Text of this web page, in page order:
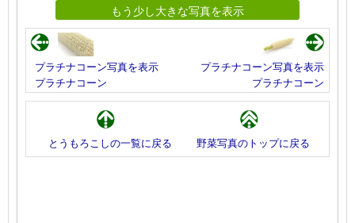
もう少し大きな写真を表示
プラチナコーン写真を表示
プラチナコーン
プラチナコーン写真を表示
プラチナコーン
とうもろこしの一覧に戻る 野菜写真のトップに戻る